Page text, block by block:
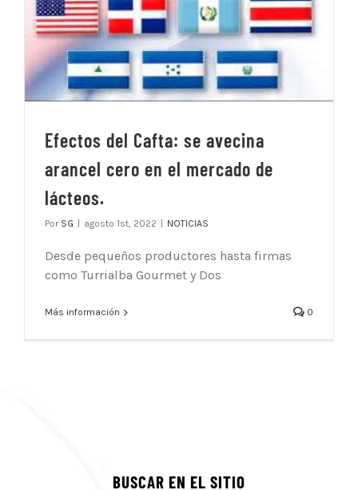
Efectos del Cafta: se avecina
arancel cero en el mercado de
lácteos.
Por SG agosto 1st, 2022 NOTICIAS
Desde pequeños productores hasta firmas
como Turrialba Gourmet y Dos
Más información 0
BUSCAR EN EL SITIO